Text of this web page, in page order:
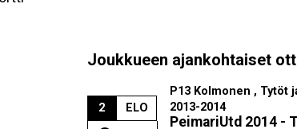
Joukkueen ajankohtaiset
2 ELO
P13 Kolmonen , Tytöt
2013-2014
PeimariUtd 2014 -